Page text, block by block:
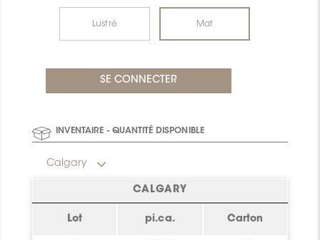
Lustré Mat
INVENTAIRE - QUANTITÉ DISPONIBLE
Calgary
CALGARY
Lot pi.ca. Carton